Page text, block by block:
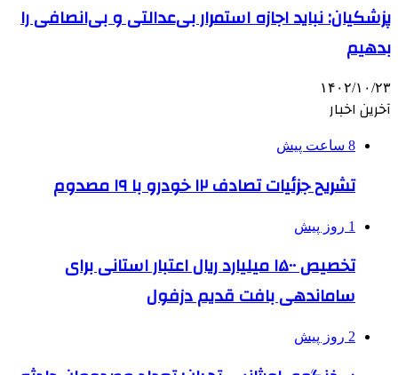
پزشکیان: نباید اجازه استمرار بی‌عدالتی و بی‌انصافی را
بدهیم
۱۴۰۲/۱۰/۲۳
آخرین اخبار
8 ساعت پیش
تشریح جزئیات تصادف ۱۲ خودرو با ۱۹ مصدوم
1 روز پیش
تخصیص ۱۵۰۰ میلیارد ریال اعتبار استانی برای
ساماندهی بافت قدیم دزفول
2 روز پیش